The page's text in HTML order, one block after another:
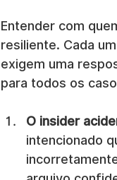
Entender com
resiliente. Cada
exigem uma
para todos os
O insider
intencionado